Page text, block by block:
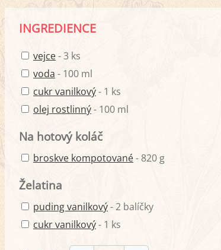
INGREDIENCE
vejce- 3 ks
voda - 100 ml
cukr vanilkový- 1 ks
olej rostlinný- 100 ml
Na hotový koláč
broskve kompotované- 820 g
Želatina
puding vanilkový- 2 balíčky
cukr vanilkový- 1 ks